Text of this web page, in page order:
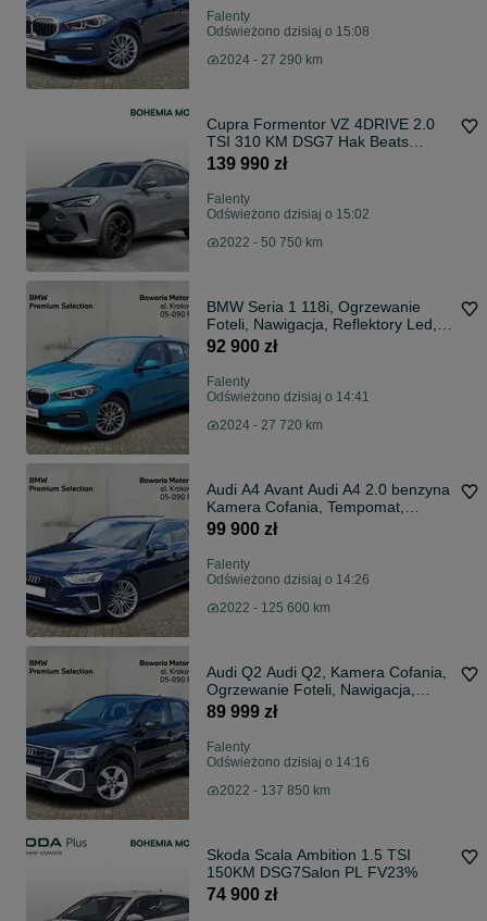
Falenty
Odświeżono dzisiaj o 15:08
2024 - 27 290 km
Cupra Formentor VZ 4DRIVE 2.0
TSI 310 KM DSG7 Hak Beats
FV23%
139 990 zł
Falenty
Odświeżono dzisiaj o 15:02
2022 - 50 750 km
BMW Seria 1 118i, Ogrzewanie
Foteli, Nawigacja, Reflektory Led,
Car Play
92 900 zł
Falenty
Odświeżono dzisiaj o 14:41
2024 - 27 720 km
Audi A4 Avant Audi A4 2.0 benzyna
Kamera Cofania, Tempomat,
CarPlay
99 900 zł
Falenty
Odświeżono dzisiaj o 14:26
2022 - 125 600 km
Audi Q2 Audi Q2, Kamera Cofania,
Ogrzewanie Foteli, Nawigacja,
Tempomat
89 999 zł
Falenty
Odświeżono dzisiaj o 14:16
2022 - 137 850 km
Skoda Scala Ambition 1.5 TSI
150KM DSG7Salon PL FV23%
74 900 zł